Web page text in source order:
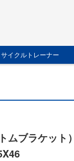
サイクルトレーナー
ブラケット